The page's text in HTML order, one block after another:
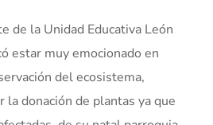
de la Unidad Educativa León
estar muy emocionado en
del ecosistema,
la donación de plantas ya que